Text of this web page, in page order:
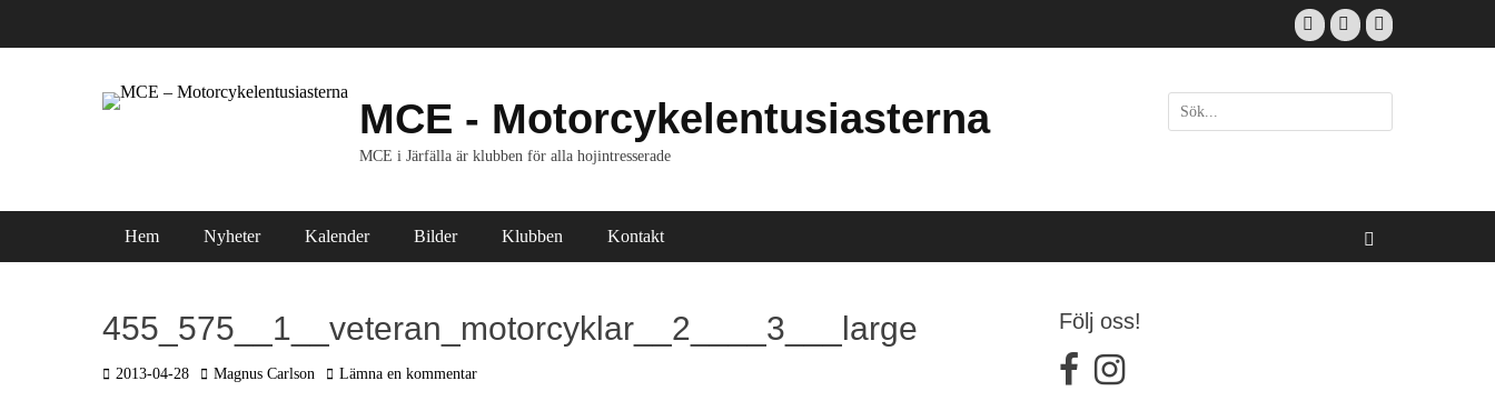
till
FacebookEmail Instagram
MCE - Motorcykelentusiasterna
MCE i Järfälla är klubben för alla hojintresserade
Sök
efter:
Primär meny
Hem Nyheter Kalender Bilder Klubben Kontakt
455_575__1__veteran_motorcyklar__2____3___large
P 2013-04-28
F Magnus Carlson Lämna en kommentar
Följ oss!
facebook
instagram